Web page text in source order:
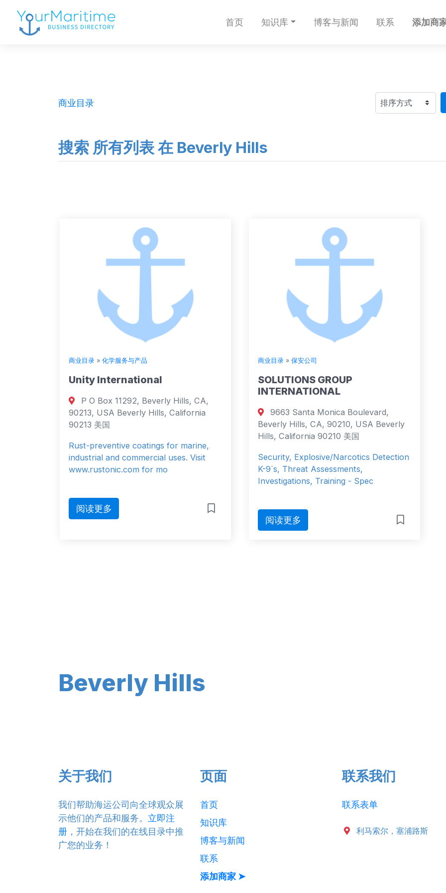
首页 知识库 博客与新闻 联系 添加商
商业目录
搜索 所有列表 在 Beverly Hills
商业目录 » 化学服务与产品
Unity International
P O Box 11292, Beverly Hills, CA,
90213, USA Beverly Hills, California
90213 美国
Rust-preventive coatings for marine,
industrial and commercial uses. Visit
www.rustonic.com for mo
阅读更多
商业目录 » 保安公司
SOLUTIONS GROUP
INTERNATIONAL
9663 Santa Monica Boulevard,
Beverly Hills, CA, 90210, USA Beverly
Hills, California 90210 美国
Security, Explosive/Narcotics Detection
K-9`s, Threat Assessments,
Investigations, Training - Spec
阅读更多
Beverly Hills
关于我们
我们帮助海运公司向全球观众展
示他们的产品和服务。 立即注
册 ，开始在我们的在线目录中推
广您的业务！
页面
首页
知识库
博客与新闻
联系
添加商家 ➤
联系我们
联系表单
利马索尔，塞浦路斯